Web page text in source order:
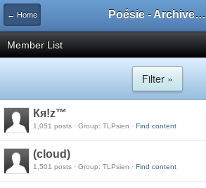
← Home Poésie - Archives de Toute La Poésie - 2005 - 2006
Member List
Filter »
Кя!z™
1,051 posts · Group: TLPsien · Find content
(cloud)
1,501 posts · Group: TLPsien · Find content